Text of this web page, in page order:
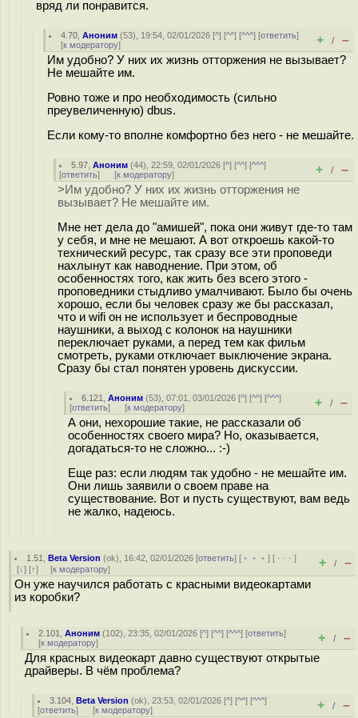
вряд ли понравится.
4.70 ,Аноним (53), 19:54, 02/01/2026 [^] [^^] [^^^] [ответить]
[к модератору] + / –
Им удобно? У них их жизнь отторжения не вызывает?
Не мешайте им.
Ровно тоже и про необходимость (сильно
преувеличенную) dbus.
Если кому-то вполне комфортно без него - не мешайте.
5.97 ,Аноним (44), 22:59, 02/01/2026 [^] [^^] [^^^]
[ответить] [к модератору] + / –
>Им удобно? У них их жизнь отторжения не
вызывает? Не мешайте им.
Мне нет дела до "амишей", пока они живут где-то там
у себя, и мне не мешают. А вот откроешь какой-то
технический ресурс, так сразу все эти проповеди
нахлынут как наводнение. При этом, об
особенностях того, как жить без всего этого -
проповедники стыдливо умалчивают. Было бы очень
хорошо, если бы человек сразу же бы рассказал,
что и wifi он не использует и беспроводные
наушники, а выход с колонок на наушники
переключает руками, а перед тем как фильм
смотреть, руками отключает выключение экрана.
Сразу бы стал понятен уровень дискуссии.
6.121 ,Аноним (53), 07:01, 03/01/2026 [^] [^^] [^^^]
[ответить] [к модератору] + / –
А они, нехорошие такие, не рассказали об
особенностях своего мира? Но, оказывается,
догадаться-то не сложно... :-)
Еще раз: если людям так удобно - не мешайте им.
Они лишь заявили о своем праве на
существование. Вот и пусть существуют, вам ведь
не жалко, надеюсь.
1.51 ,Beta Version (ok), 16:42, 02/01/2026 [ответить] [ ﹢﹢﹢] [ · · ·]
[↓] [↑] [к модератору] + / –
Он уже научился работать с красными видеокартами
из коробки?
2.101 ,Аноним (102), 23:35, 02/01/2026 [^] [^^] [^^^] [ответить]
[к модератору] + / –
Для красных видеокарт давно существуют открытые
драйверы. В чём проблема?
3.104 ,Beta Version (ok), 23:53, 02/01/2026 [^] [^^] [^^^]
[ответить] [к модератору] + / –